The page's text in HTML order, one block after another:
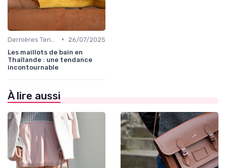
•
26/07/2025
Les maillots de bain en
Thaïlande : une tendance
incontournable
À lire aussi